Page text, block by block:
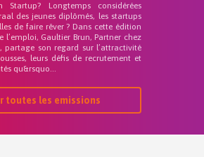
Startup? Longtemps considérées
des jeunes diplômés, les startups
de faire rêver ? Dans cette édition
l’emploi, Gaultier Brun, Partner chez
partage son regard sur l’attractivité
leurs défis de recrutement et
qu&rsquo...
toutes les emissions